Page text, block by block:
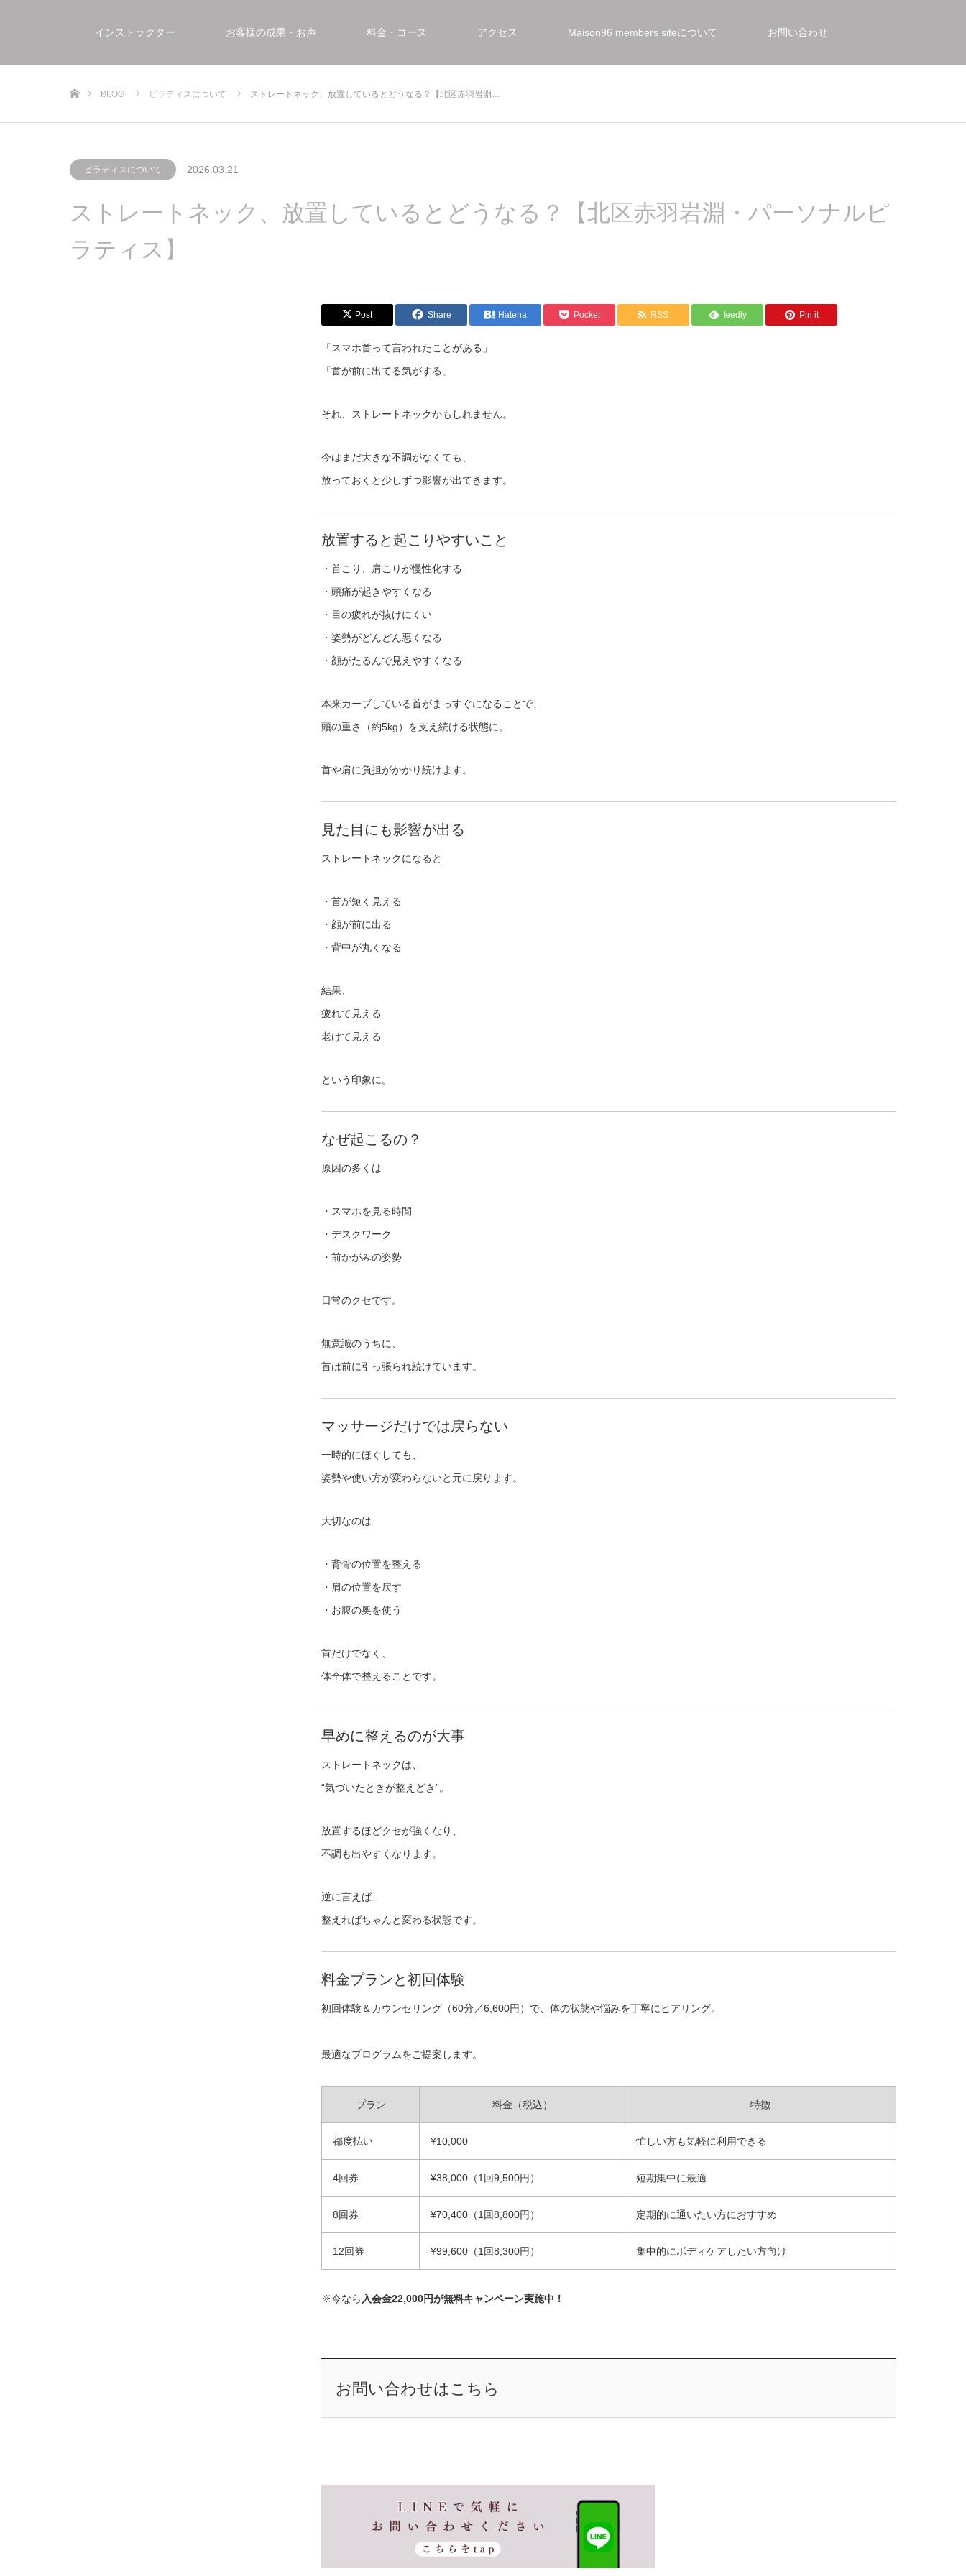
インストラクター お客様の成果・お声 料金・コース アクセス Maison96 members siteについて お問い合わせ
FAQ よくある質問
BLOG ピラティスについて ストレートネック、放置しているとどうなる？【北区赤羽岩淵…
ピラティスについて 2026.03.21
ストレートネック、放置しているとどうなる？【北区赤羽岩淵・パーソナルピ
ラティス】
Post Share Hatena Pocket RSS feedly Pin it
「スマホ首って言われたことがある」
「首が前に出てる気がする」
それ、ストレートネックかもしれません。
今はまだ大きな不調がなくても、
放っておくと少しずつ影響が出てきます。
放置すると起こりやすいこと
・首こり、肩こりが慢性化する
・頭痛が起きやすくなる
・目の疲れが抜けにくい
・姿勢がどんどん悪くなる
・顔がたるんで見えやすくなる
本来カーブしている首がまっすぐになることで、
頭の重さ（約5kg）を支え続ける状態に。
首や肩に負担がかかり続けます。
見た目にも影響が出る
ストレートネックになると
・首が短く見える
・顔が前に出る
・背中が丸くなる
結果、
疲れて見える
老けて見える
という印象に。
なぜ起こるの？
原因の多くは
・スマホを見る時間
・デスクワーク
・前かがみの姿勢
日常のクセです。
無意識のうちに、
首は前に引っ張られ続けています。
マッサージだけでは戻らない
一時的にほぐしても、
姿勢や使い方が変わらないと元に戻ります。
大切なのは
・背骨の位置を整える
・肩の位置を戻す
・お腹の奥を使う
首だけでなく、
体全体で整えることです。
早めに整えるのが大事
ストレートネックは、
“気づいたときが整えどき”。
放置するほどクセが強くなり、
不調も出やすくなります。
逆に言えば、
整えればちゃんと変わる状態です。
料金プランと初回体験
初回体験＆カウンセリング（60分／6,600円）で、体の状態や悩みを丁寧にヒアリング。
最適なプログラムをご提案します。
プラン 料金（税込） 特徴
都度払い ¥10,000 忙しい方も気軽に利用できる
4回券 ¥38,000（1回9,500円） 短期集中に最適
8回券 ¥70,400（1回8,800円） 定期的に通いたい方におすすめ
12回券 ¥99,600（1回8,300円） 集中的にボディケアしたい方向け
※今なら 入会金22,000円が無料キャンペーン実施中！
お問い合わせはこちら